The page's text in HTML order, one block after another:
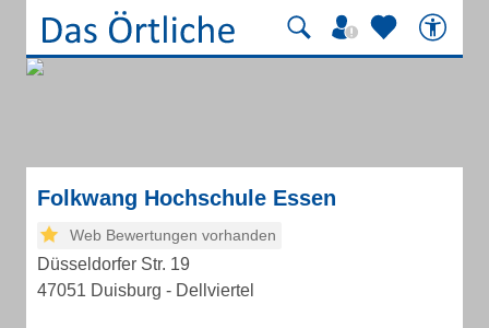
Folkwang Hochschule Essen
Web Bewertungen vorhanden
Düsseldorfer Str. 19
47051 Duisburg - Dellviertel